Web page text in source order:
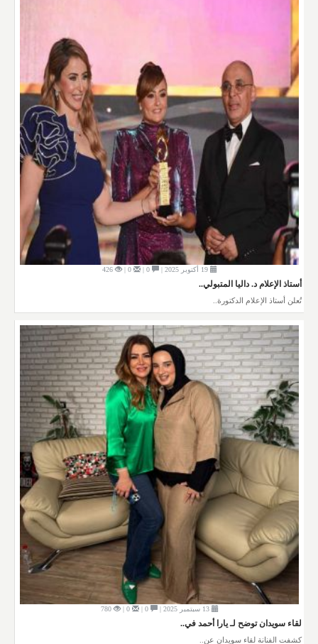
19 أكتوبر 2025 | 0 |
0 |
426
أستاذ الإعلام د. داليا المتبولي..
تُعلن أستاذ الإعلام الدكتورة..
13 سبتمبر 2025 | 0 |
0 |
780
لقاء سويدان توضح لـ يارا أحمد في..
كشفت الفنانة لقاء سويدان عن..